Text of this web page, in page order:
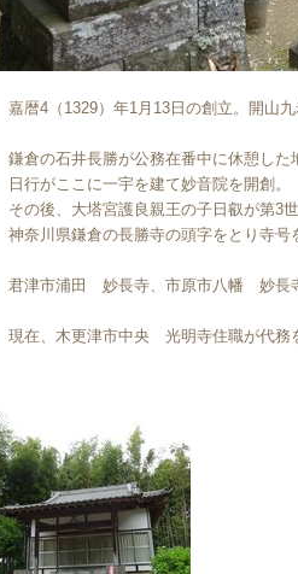
嘉暦4（1329）年1月13日の創立。開山九
鎌倉の石井長勝が公務在番中に休憩した
日行がここに一宇を建て妙音院を開創。
その後、大塔宮護良親王の子日叡が第3
神奈川県鎌倉の長勝寺の頭字をとり寺号
君津市浦田 妙長寺、市原市八幡 妙長
現在、木更津市中央 光明寺住職が代務